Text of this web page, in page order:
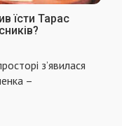
їсти Тарас
з’явилася
–